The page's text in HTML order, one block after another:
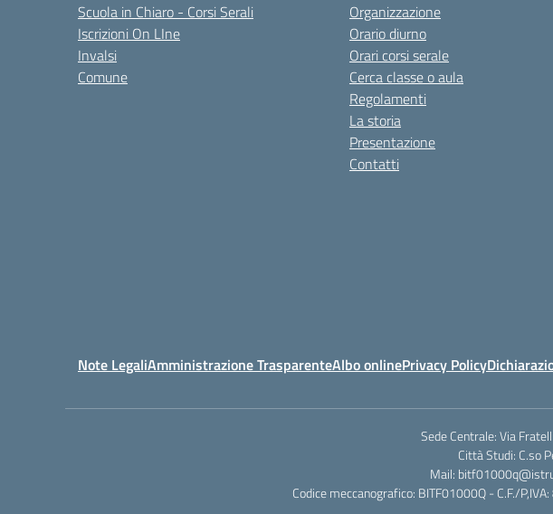
Scuola in Chiaro - Corsi Serali
Iscrizioni On LIne
Invalsi
Comune
Organizzazione
Orario diurno
Orari corsi serale
Cerca classe o aula
Regolamenti
La storia
Presentazione
Contatti
Note LegaliAmministrazione TrasparenteAlbo onlinePrivacy Policy
Sede Centrale: Via
Città Studi: C.so
Mail:
Codice meccanografico: BITF01000Q - C.F./